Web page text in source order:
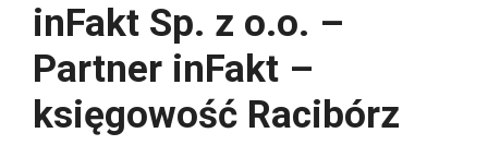
inFakt Sp. z o.o. –
Partner inFakt –
księgowość Racibórz